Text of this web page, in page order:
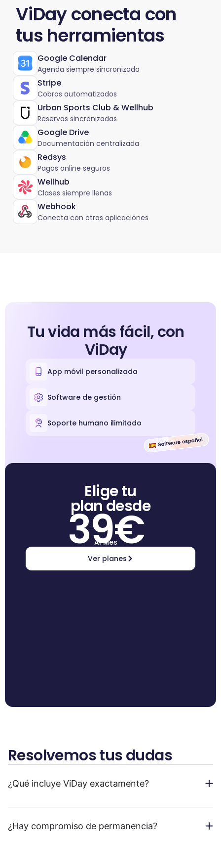
ViDay conecta con
tus herramientas
Google Calendar
Agenda siempre sincronizada
Stripe
Cobros automatizados
Urban Sports Club & Wellhub
Reservas sincronizadas
Google Drive
Documentación centralizada
Redsys
Pagos online seguros
Wellhub
Clases siempre llenas
Webhook
Conecta con otras aplicaciones
Tu vida más fácil, con
ViDay
App móvil personalizada
Software de gestión
Soporte humano ilimitado
Elige tu
plan desde
39€
Al Mes
Ver planes
Resolvemos tus dudas
¿Qué incluye ViDay exactamente?
¿Hay compromiso de permanencia?